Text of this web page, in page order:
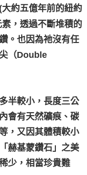
約五億年前的紐約
，透過不斷堆積的
。也因為祂沒有任
（Double
半較小，長度三公
會有天然礦痕、碳
，又因其體積較小
赫基蒙鑽石」之美
少，相當珍貴難